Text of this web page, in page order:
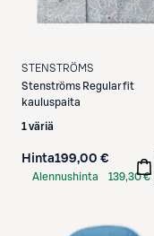
STENSTRÖMS
Stenströms Regular fit
kauluspaita
1 väriä
Hinta199,00 €
Alennushinta
139,30 €